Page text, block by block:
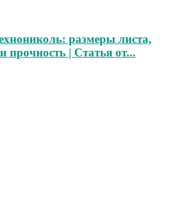
размеры листа,
прочность | Статья от...